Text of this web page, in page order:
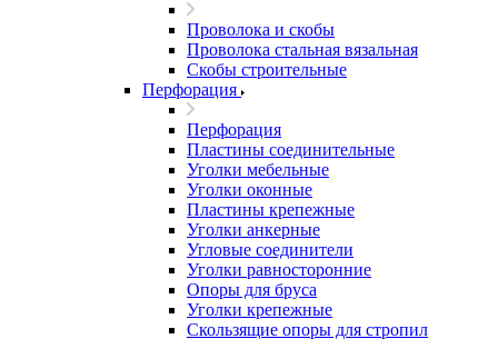
Проволока и скобы
Проволока стальная вязальная
Скобы строительные
Перфорация
Перфорация
Пластины соединительные
Уголки мебельные
Уголки оконные
Пластины крепежные
Уголки анкерные
Угловые соединители
Уголки равносторонние
Опоры для бруса
Уголки крепежные
Скользящие опоры для стропил